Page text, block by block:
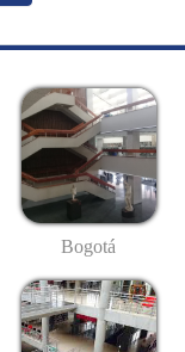
Bogotá